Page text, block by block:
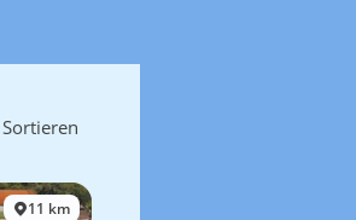
Sortieren
11 km